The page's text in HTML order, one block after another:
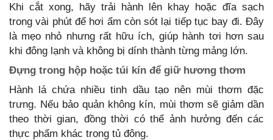
Khi cắt xong, hãy trải hành lên khay hoặc đĩa sạch
trong vài phút để hơi ẩm còn sót lại tiếp tục bay đi. Đây
là mẹo nhỏ nhưng rất hữu ích, giúp hành tơi hơn sau
khi đông lạnh và không bị dính thành từng mảng lớn.
Đựng trong hộp hoặc túi kín để giữ hương thơm
Hành lá chứa nhiều tinh dầu tạo nên mùi thơm đặc
trưng. Nếu bảo quản không kín, mùi thơm sẽ giảm dần
theo thời gian, đồng thời có thể ảnh hưởng đến các
thực phẩm khác trong tủ đông.